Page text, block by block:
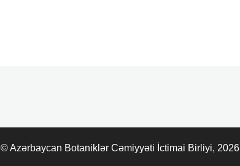
© Azərbaycan Botaniklər Cəmiyyəti İctimai Birliyi, 2026